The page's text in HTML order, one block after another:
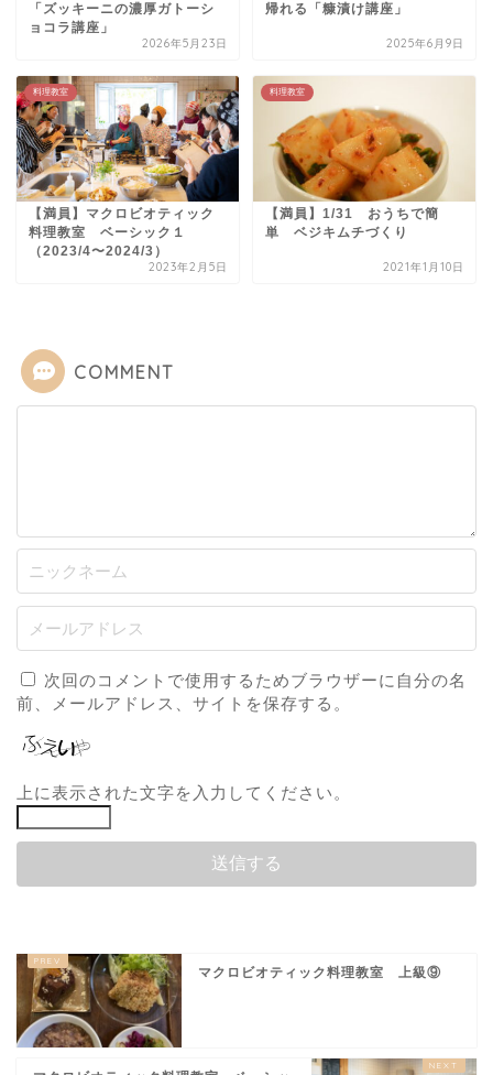
「ズッキーニの濃厚ガトーシ
ョコラ講座」
2026年5月23日
帰れる「糠漬け講座」
2025年6月9日
料理教室
【満員】マクロビオティック
料理教室 ベーシック１
（2023/4〜2024/3）
2023年2月5日
料理教室
【満員】1/31 おうちで簡
単 ベジキムチづくり
2021年1月10日
COMMENT
次回のコメントで使用するためブラウザーに自分の名
前、メールアドレス、サイトを保存する。
上に表示された文字を入力してください。
マクロビオティック料理教室 上級⑨